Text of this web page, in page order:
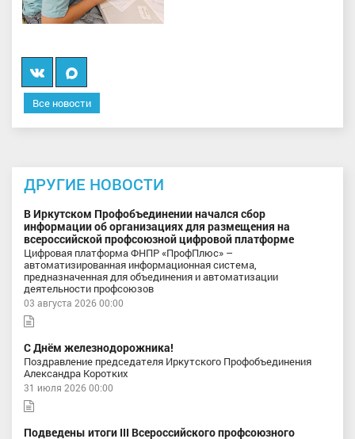
Вконтакте
Мы
в
MAX
Все новости
ДРУГИЕ НОВОСТИ
В Иркутском Профобъединении начался сбор
информации об организациях для размещения на
всероссийской профсоюзной цифровой платформе
Цифровая платформа ФНПР «ПрофПлюс» –
автоматизированная информационная система,
предназначенная для объединения и автоматизации
деятельности профсоюзов
03 августа 2026 00:00
С Днём железнодорожника!
Поздравление председателя Иркутского Профобъединения
Александра Коротких
31 июля 2026 00:00
Подведены итоги III Всероссийского профсоюзного